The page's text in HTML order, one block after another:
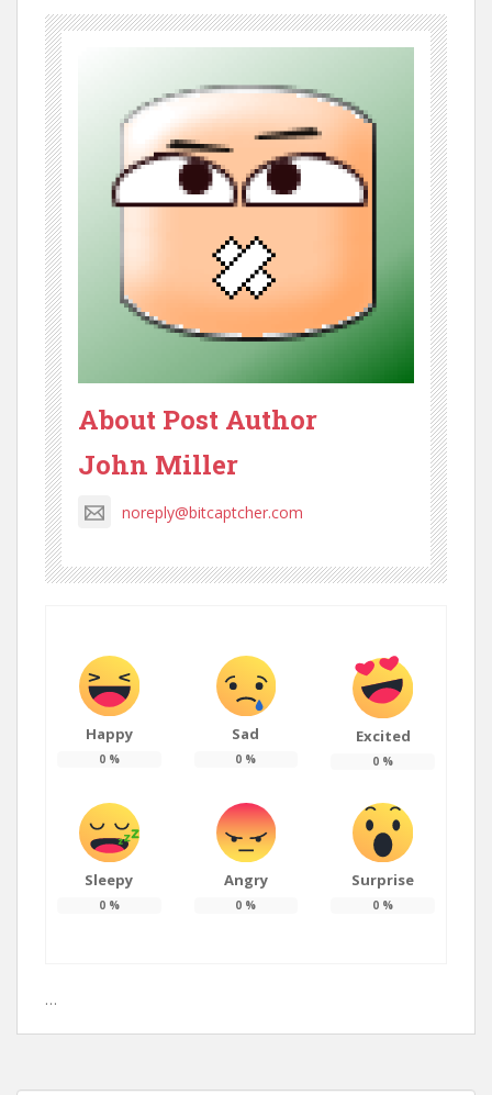
About Post Author
John Miller
noreply@bitcaptcher.com
Happy
0%
Sad
0 %
Excited
0 %
Sleepy
0%
Angry
0 %
Surprise
0 %
…